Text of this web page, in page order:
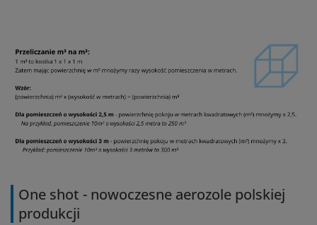
One shot - nowoczesne aerozole polskiej
produkcji